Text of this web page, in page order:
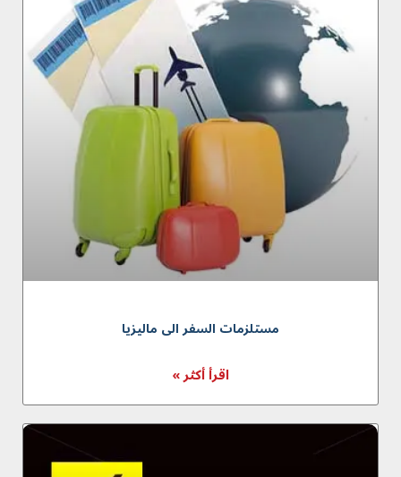
مستلزمات السفر الى ماليزيا
اقرأ أكثر »